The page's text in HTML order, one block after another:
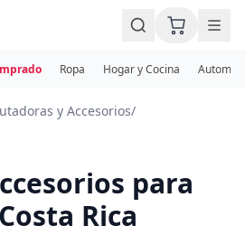
Ropa Hogar y Cocina
y Accesorios/
para
Rica